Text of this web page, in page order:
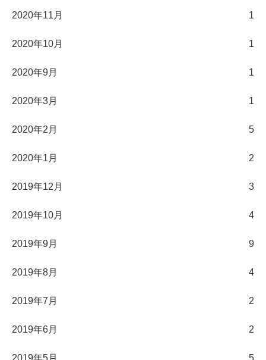
2020年11月 1
2020年10月 1
2020年9月 1
2020年3月 1
2020年2月 5
2020年1月 2
2019年12月 3
2019年10月 4
2019年9月 9
2019年8月 4
2019年7月 2
2019年6月 2
2019年5月 5